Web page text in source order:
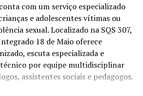
com um serviço especializado
e adolescentes vítimas ou
sexual. Localizado na SQS 307,
18 de Maio oferece
escuta especializada e
por equipe multidisciplinar
assistentes sociais e pedagogos.